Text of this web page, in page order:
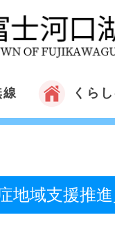
くら
地域支援推